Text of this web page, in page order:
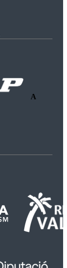
A